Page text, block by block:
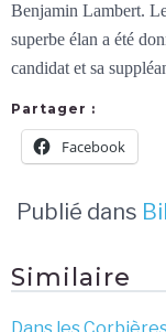
Benjamin Lambert.
superbe élan a été
candidat et sa
Partager :
Facebook
Publié dans
Similaire